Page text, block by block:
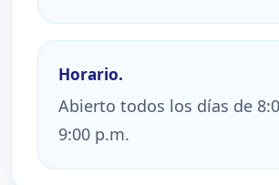
Horario.
Abierto todos los días de
9:00 p.m.